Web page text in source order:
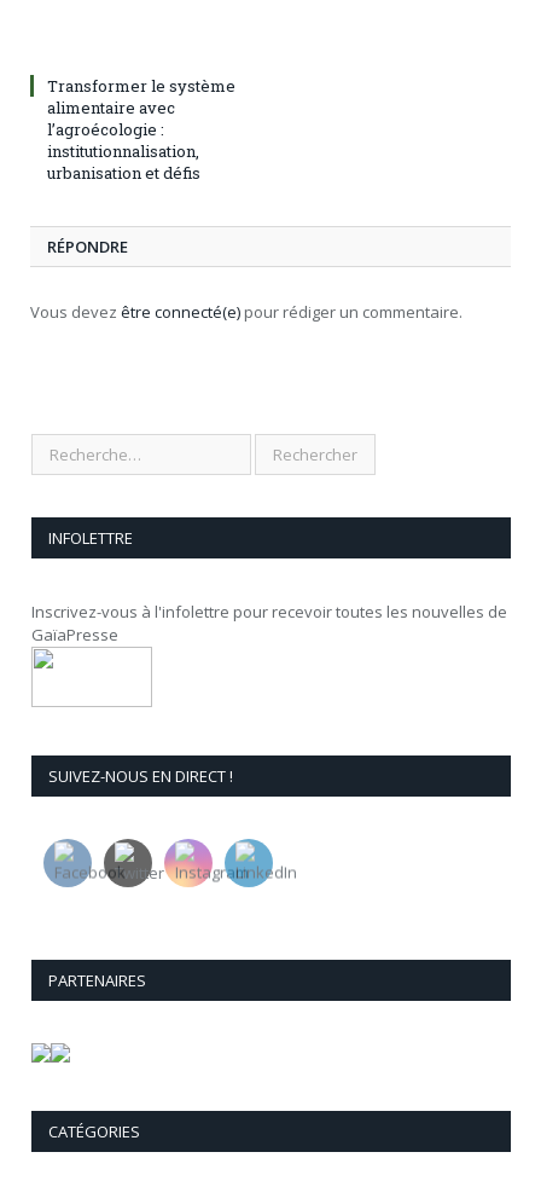
Transformer le système
alimentaire avec
l’agroécologie :
institutionnalisation,
urbanisation et défis
RÉPONDRE
Vous devez être connecté(e) pour rédiger un commentaire.
INFOLETTRE
Inscrivez-vous à l'infolettre pour recevoir toutes les nouvelles de
GaïaPresse
SUIVEZ-NOUS EN DIRECT !
PARTENAIRES
CATÉGORIES